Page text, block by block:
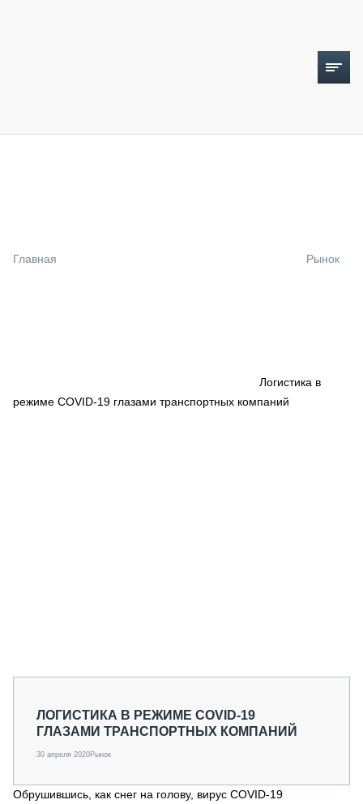
СПЕЦПРОЕКТЫ
Главная Рынок
Логистика в
режиме COVID-19 глазами транспортных компаний
ЛОГИСТИКА В РЕЖИМЕ COVID-19
ГЛАЗАМИ ТРАНСПОРТНЫХ КОМПАНИЙ
30 апреля 2020Рынок
Обрушившись, как снег на голову, вирус COVID-19